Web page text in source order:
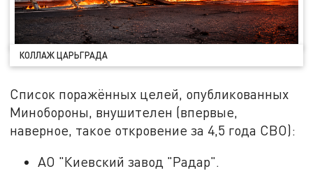
КОЛЛАЖ ЦАРЬГРАДА
Список поражённых целей, опубликованных
Минобороны, внушителен (впервые,
наверное, такое откровение за 4,5 года СВО):
АО "Киевский завод "Радар".